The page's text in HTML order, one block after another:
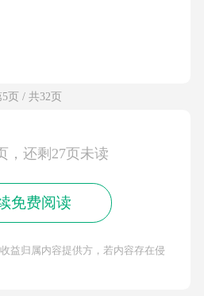
5页 / 共32页
，还剩27页未读
免费阅读
益归属内容提供方，若内容存在侵